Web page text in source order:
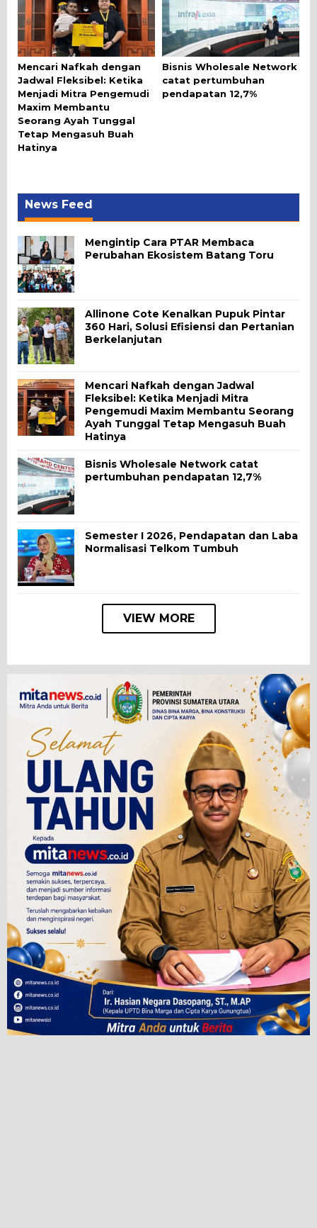
Mencari Nafkah dengan
Jadwal Fleksibel: Ketika
Menjadi Mitra Pengemudi
Maxim Membantu
Seorang Ayah Tunggal
Tetap Mengasuh Buah
Hatinya
Bisnis Wholesale Network
catat pertumbuhan
pendapatan 12,7%
News Feed
Mengintip Cara PTAR Membaca
Perubahan Ekosistem Batang Toru
Allinone Cote Kenalkan Pupuk Pintar
360 Hari, Solusi Efisiensi dan Pertanian
Berkelanjutan
Mencari Nafkah dengan Jadwal
Fleksibel: Ketika Menjadi Mitra
Pengemudi Maxim Membantu Seorang
Ayah Tunggal Tetap Mengasuh Buah
Hatinya
Bisnis Wholesale Network catat
pertumbuhan pendapatan 12,7%
Semester I 2026, Pendapatan dan Laba
Normalisasi Telkom Tumbuh
VIEW MORE